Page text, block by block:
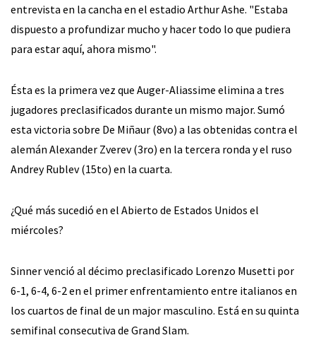
entrevista en la cancha en el estadio Arthur Ashe. "Estaba
dispuesto a profundizar mucho y hacer todo lo que pudiera
para estar aquí, ahora mismo".
Ésta es la primera vez que Auger-Aliassime elimina a tres
jugadores preclasificados durante un mismo major. Sumó
esta victoria sobre De Miñaur (8vo) a las obtenidas contra el
alemán Alexander Zverev (3ro) en la tercera ronda y el ruso
Andrey Rublev (15to) en la cuarta.
¿Qué más sucedió en el Abierto de Estados Unidos el
miércoles?
Sinner venció al décimo preclasificado Lorenzo Musetti por
6-1, 6-4, 6-2 en el primer enfrentamiento entre italianos en
los cuartos de final de un major masculino. Está en su quinta
semifinal consecutiva de Grand Slam.